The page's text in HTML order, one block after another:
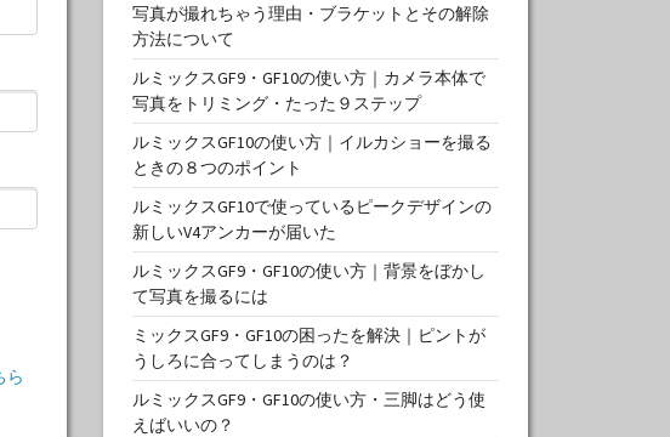
ら
写真が撮れちゃう理由・ブラケットとその解除
方法について
ルミックスGF9・GF10の使い方｜カメラ本体で
写真をトリミング・たった９ステップ
ルミックスGF10の使い方｜イルカショーを撮る
ときの８つのポイント
ルミックスGF10で使っているピークデザインの
新しいV4アンカーが届いた
ルミックスGF9・GF10の使い方｜背景をぼかし
て写真を撮るには
ミックスGF9・GF10の困ったを解決｜ピントが
うしろに合ってしまうのは？
ルミックスGF9・GF10の使い方・三脚はどう使
えばいいの？